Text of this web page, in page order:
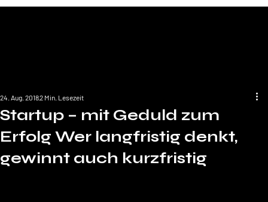
Startup – mit Geduld zum
Erfolg Wer langfristig denkt,
gewinnt auch kurzfristig
24. Aug. 20182 Min. Lesezeit